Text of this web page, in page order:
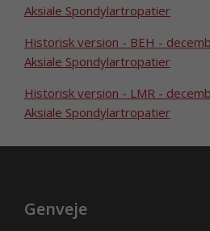
Aksiale Spondylartropatier
Historisk version - BEH -
Aksiale Spondylartropatier
Historisk version - LMR -
Aksiale Spondylartropatier
Genveje